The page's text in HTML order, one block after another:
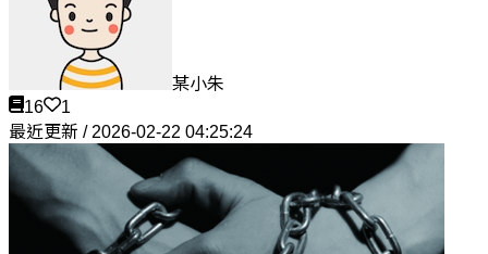
某小朱
16
1
最近更新 / 2026-02-22 04:25:24